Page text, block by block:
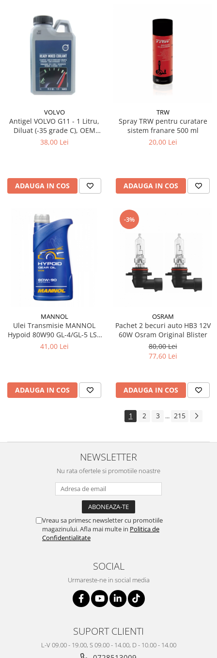
VOLVO
Antigel VOLVO G11 - 1 Litru,
Diluat (-35 grade C), OEM
(Culoare Verde)
38,00 Lei
ADAUGA IN COS
TRW
Spray TRW pentru curatare
sistem franare 500 ml
20,00 Lei
ADAUGA IN COS
MANNOL
Ulei Transmisie MANNOL
Hypoid 80W90 GL-4/GL-5 LS -
1 Litru, Diferențiale Sarcini
41,00 Lei
ADAUGA IN COS
-3%
OSRAM
Pachet 2 becuri auto HB3 12V
60W Osram Original Blister
80,00 Lei
77,60 Lei
ADAUGA IN COS
1 2 3 ... 215
NEWSLETTER
Nu rata ofertele si promotiile noastre
Vreau sa primesc newsletter cu promotiile
magazinului. Afla mai multe in Politica de
Confidentialitate
SOCIAL
Urmareste-ne in social media
SUPORT CLIENTI
L-V 09.00 - 19.00, S 09.00 - 14.00, D - 10.00 - 14.00